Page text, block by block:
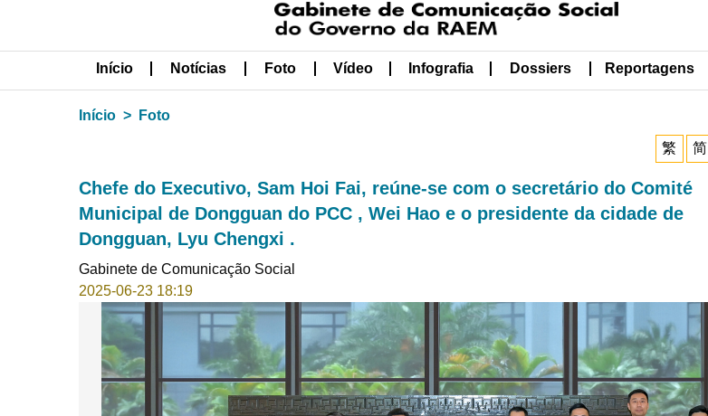
Início Notícias Foto Vídeo Infografia Dossiers Reportagens
Início Foto
繁 简
Chefe do Executivo, Sam Hoi Fai, reúne-se com o secretário do Comité
Municipal de Dongguan do PCC , Wei Hao e o presidente da cidade de
Dongguan, Lyu Chengxi .
Gabinete de Comunicação Social
2025-06-23 18:19